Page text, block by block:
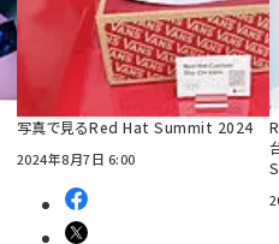
写真で見るRed Hat Summit 2024
2024年8月7日 6:00